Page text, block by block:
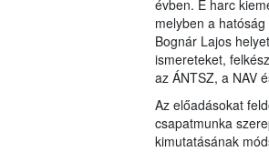
évben. E harc
melyben a
Bognár Lajos
ismereteket,
az ÁNTSZ, a NAV
Az előadásokat
csapatmunka
kimutatásának